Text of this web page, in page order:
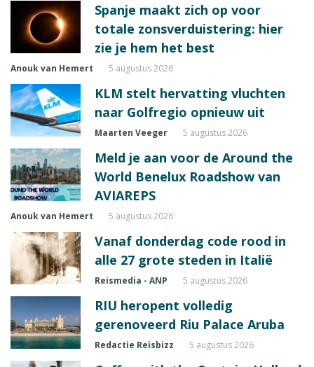
Spanje maakt zich op voor
totale zonsverduistering: hier
zie je hem het best
Anouk van Hemert 5 augustus 2026
KLM stelt hervatting vluchten
naar Golfregio opnieuw uit
Maarten Veeger 5 augustus 2026
Meld je aan voor de Around the
World Benelux Roadshow van
AVIAREPS
Anouk van Hemert 5 augustus 2026
Vanaf donderdag code rood in
alle 27 grote steden in Italië
Reismedia - ANP 5 augustus 2026
RIU heropent volledig
gerenoveerd Riu Palace Aruba
Redactie Reisbizz 5 augustus 2026